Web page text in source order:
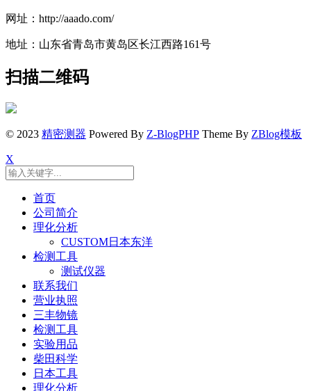
网址：http://aaado.com/
地址：山东省青岛市黄岛区长江西路161号
扫描二维码
© 2023 精密测器 Powered By Z-BlogPHP Theme By ZBlog模板
X
首页
公司简介
理化分析
CUSTOM日本东洋
检测工具
测试仪器
联系我们
营业执照
三丰物镜
检测工具
实验用品
柴田科学
日本工具
理化分析